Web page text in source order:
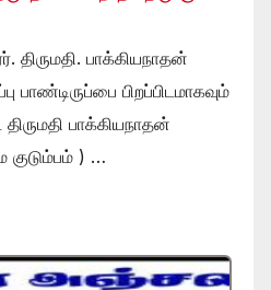
பாக்கியநாதன்
பாண்டிருப்பை பிறப்பிடமாகவும்
பாக்கியநாதன்
) …